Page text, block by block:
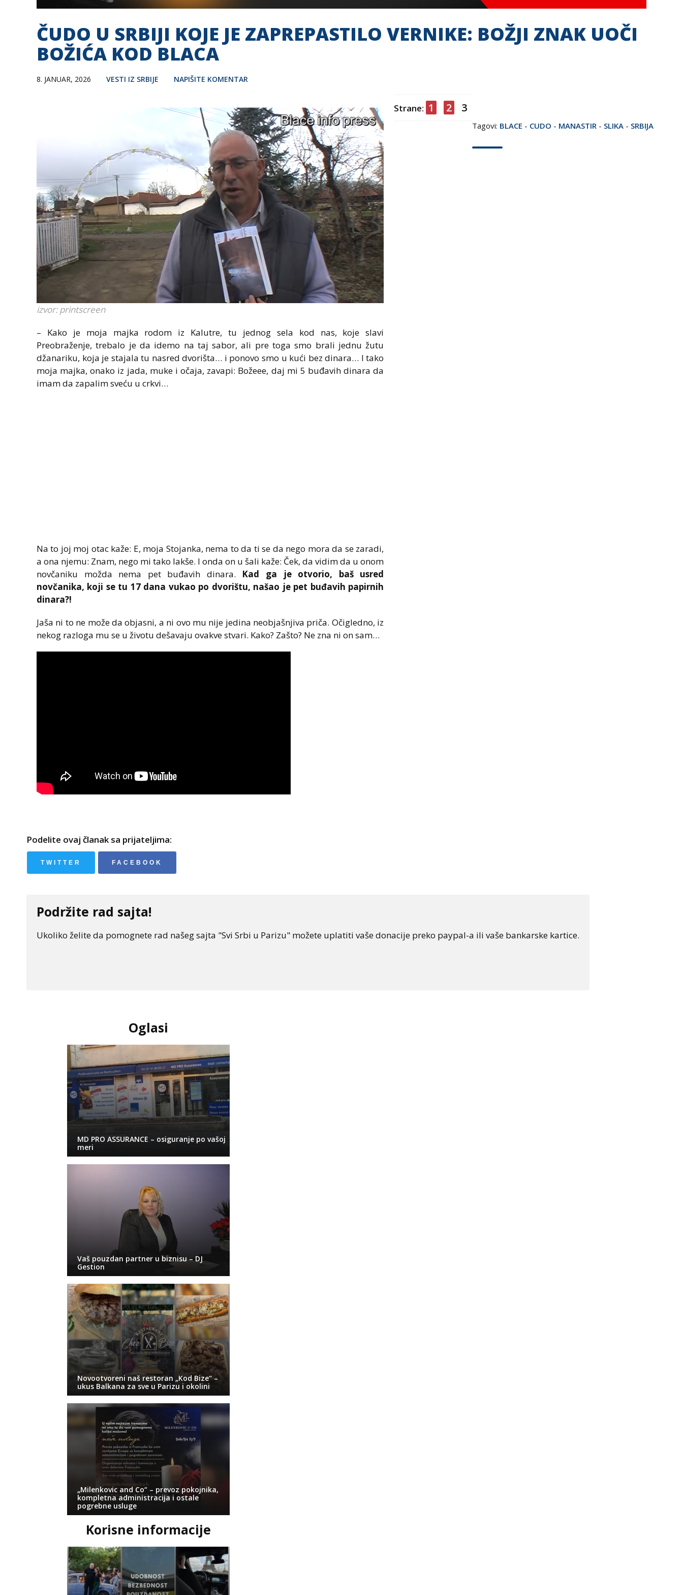
ČUDO U SRBIJI KOJE JE ZAPREPASTILO VERNIKE: BOŽJI ZNAK UOČI
BOŽIĆA KOD BLACA
8. JANUAR, 2026 VESTI IZ SRBIJE NAPIŠITE KOMENTAR
izvor: printscreen
– Kako je moja majka rodom iz Kalutre, tu jednog sela kod nas, koje slavi
Preobraženje, trebalo je da idemo na taj sabor, ali pre toga smo brali jednu žutu
džanariku, koja je stajala tu nasred dvorišta… i ponovo smo u kući bez dinara… I tako
moja majka, onako iz jada, muke i očaja, zavapi: Božeee, daj mi 5 buđavih dinara da
imam da zapalim sveću u crkvi…
Na to joj moj otac kaže: E, moja Stojanka, nema to da ti se da nego mora da se zaradi,
a ona njemu: Znam, nego mi tako lakše. I onda on u šali kaže: Ček, da vidim da u onom
novčaniku možda nema pet buđavih dinara. Kad ga je otvorio, baš usred
novčanika, koji se tu 17 dana vukao po dvorištu, našao je pet buđavih papirnih
dinara?!
Jaša ni to ne može da objasni, a ni ovo mu nije jedina neobjašnjiva priča. Očigledno, iz
nekog razloga mu se u životu dešavaju ovakve stvari. Kako? Zašto? Ne zna ni on sam…
Strane: 1 2 3
Tagovi: BLACE - CUDO - MANASTIR - SLIKA - SRBIJA
Podelite ovaj članak sa prijateljima:
TWITTER FACEBOOK
Podržite rad sajta!
Ukoliko želite da pomognete rad našeg sajta "Svi Srbi u Parizu" možete uplatiti vaše donacije preko paypal-a ili vaše bankarske kartice.
Oglasi
MD PRO ASSURANCE – osiguranje po vašoj
meri
Vaš pouzdan partner u biznisu – DJ
Gestion
Novootvoreni naš restoran „Kod Bize“ –
ukus Balkana za sve u Parizu i okolini
„Milenkovic and Co“ – prevoz pokojnika,
kompletna administracija i ostale
pogrebne usluge
Korisne informacije